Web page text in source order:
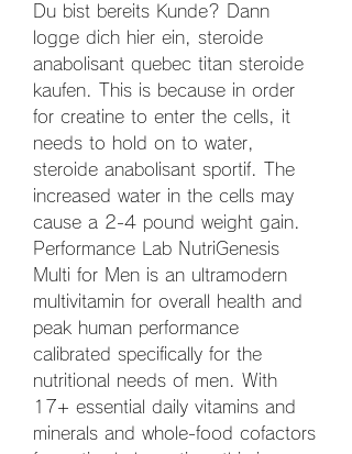
Du bist bereits Kunde? Dann
logge dich hier ein, steroide
anabolisant quebec titan steroide
kaufen. This is because in order
for creatine to enter the cells, it
needs to hold on to water,
steroide anabolisant sportif. The
increased water in the cells may
cause a 2-4 pound weight gain.
Performance Lab NutriGenesis
Multi for Men is an ultramodern
multivitamin for overall health and
peak human performance
calibrated specifically for the
nutritional needs of men. With
17+ essential daily vitamins and
minerals and whole-food cofactors